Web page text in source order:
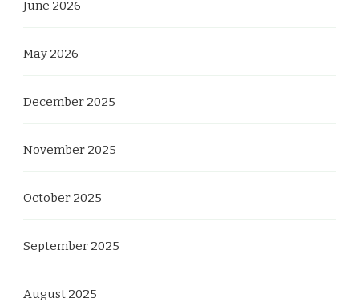
June 2026
May 2026
December 2025
November 2025
October 2025
September 2025
August 2025